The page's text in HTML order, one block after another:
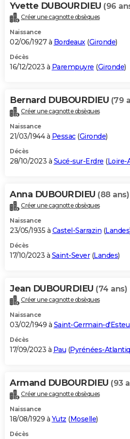
Yvette DUBOURDIEU (96
Créer une cagnotte obsèques
Naissance
02/06/1927 à Bordeaux(Gironde)
Décès
16/12/2023 à Parempuyre (Gironde)
Bernard DUBOURDIEU (79
Créer une cagnotte obsèques
Naissance
21/03/1944 à Pessac(Gironde)
Décès
28/10/2023 à Sucé-sur-Erdre (Loire-
Anna DUBOURDIEU (88 ans)
Créer une cagnotte obsèques
Naissance
23/05/1935 à Castel-Sarrazin (Landes
Décès
17/10/2023 à Saint-Sever(Landes)
Jean DUBOURDIEU (74 ans)
Créer une cagnotte obsèques
Naissance
03/02/1949 à Saint-Germain-
Décès
17/09/2023 à Pau (Pyrénées-
Armand DUBOURDIEU (93
Créer une cagnotte obsèques
Naissance
18/08/1929 à Yutz (Moselle)
Décès